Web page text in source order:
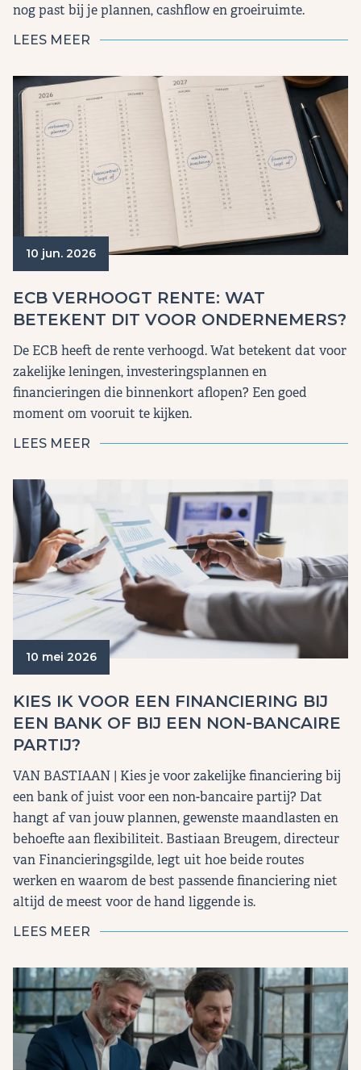
nog past bij je plannen, cashflow en groeiruimte.
LEES MEER
10 jun. 2026
ECB VERHOOGT RENTE: WAT
BETEKENT DIT VOOR ONDERNEMERS?
De ECB heeft de rente verhoogd. Wat betekent dat voor
zakelijke leningen, investeringsplannen en
financieringen die binnenkort aflopen? Een goed
moment om vooruit te kijken.
LEES MEER
10 mei 2026
KIES IK VOOR EEN FINANCIERING BIJ
EEN BANK OF BIJ EEN NON-BANCAIRE
PARTIJ?
VAN BASTIAAN | Kies je voor zakelijke financiering bij
een bank of juist voor een non-bancaire partij? Dat
hangt af van jouw plannen, gewenste maandlasten en
behoefte aan flexibiliteit. Bastiaan Breugem, directeur
van Financieringsgilde, legt uit hoe beide routes
werken en waarom de best passende financiering niet
altijd de meest voor de hand liggende is.
LEES MEER